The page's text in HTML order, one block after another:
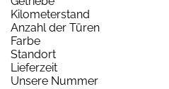
Kilometerstand
Anzahl der Türen
Farbe
Standort
Lieferzeit
Unsere Nummer